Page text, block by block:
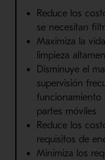
Reduce los
se necesitan
Maximiza la
limpieza
Disminuye el
supervisión
funcionamiento
partes móviles
Reduce los
requisitos de
Minimiza los